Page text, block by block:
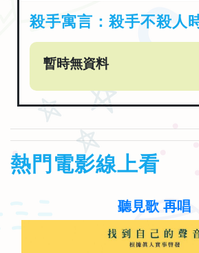
殺手寓言：殺手不殺人
暫時無資料
熱門電影線上看
聽見歌 再唱